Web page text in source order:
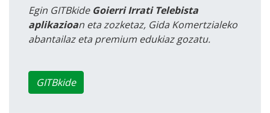
Egin GITBkide Goierri Irrati Telebista
aplikazioan eta zozketaz, Gida Komertzialeko
abantailaz eta premium edukiaz gozatu.
GITBkide